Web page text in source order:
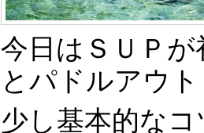
今日はＳＵＰ
とパドルアウト
少し基本的な